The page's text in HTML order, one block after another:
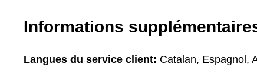
Informations
Langues du service client: Catalan, Espagnol,